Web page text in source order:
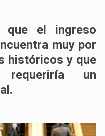
que el ingreso
muy por
históricos y que
requeriría un